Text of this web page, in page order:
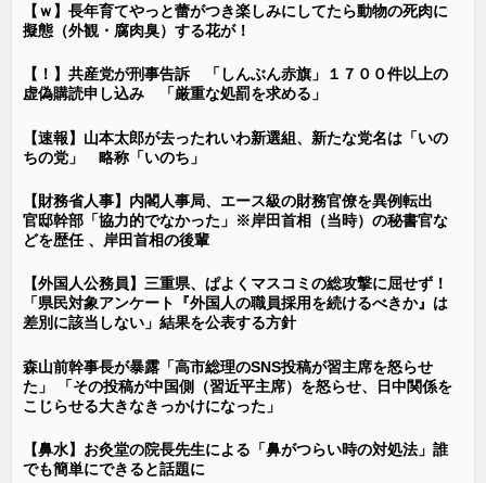
【ｗ】長年育てやっと蕾がつき楽しみにしてたら動物の死肉に
擬態（外観・腐肉臭）する花が！
【！】共産党が刑事告訴 「しんぶん赤旗」１７００件以上の
虚偽購読申し込み 「厳重な処罰を求める」
【速報】山本太郎が去ったれいわ新選組、新たな党名は「いの
ちの党」 略称「いのち」
【財務省人事】内閣人事局、エース級の財務官僚を異例転出
官邸幹部「協力的でなかった」※岸田首相（当時）の秘書官な
どを歴任 、岸田首相の後輩
【外国人公務員】三重県、ぱよくマスコミの総攻撃に屈せず！
「県民対象アンケート『外国人の職員採用を続けるべきか』は
差別に該当しない」結果を公表する方針
森山前幹事長が暴露「高市総理のSNS投稿が習主席を怒らせ
た」 「その投稿が中国側（習近平主席）を怒らせ、日中関係を
こじらせる大きなきっかけになった」
【鼻水】お灸堂の院長先生による「鼻がつらい時の対処法」誰
でも簡単にできると話題に